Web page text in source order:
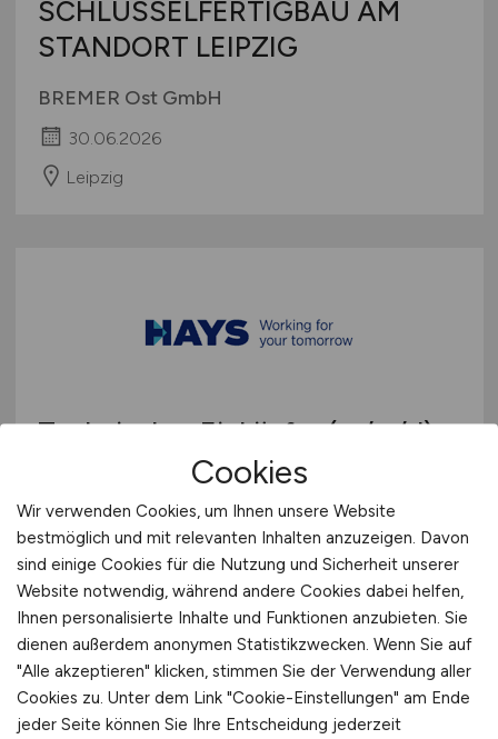
SCHLÜSSELFERTIGBAU AM
STANDORT LEIPZIG
BREMER Ost GmbH
30.06.2026
Leipzig
Technischer Einkäufer(m/w/d)
23.06.2026
Zwenkau
Cookies
Wir verwenden Cookies, um Ihnen unsere Website
bestmöglich und mit relevanten Inhalten anzuzeigen. Davon
sind einige Cookies für die Nutzung und Sicherheit unserer
Website notwendig, während andere Cookies dabei helfen,
Ihnen personalisierte Inhalte und Funktionen anzubieten. Sie
dienen außerdem anonymen Statistikzwecken. Wenn Sie auf
"Alle akzeptieren" klicken, stimmen Sie der Verwendung aller
Cookies zu. Unter dem Link "Cookie-Einstellungen" am Ende
jeder Seite können Sie Ihre Entscheidung jederzeit